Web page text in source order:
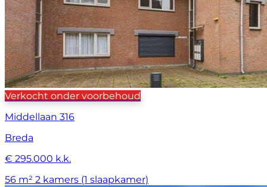
Verkocht onder voorbehoud
Middellaan 316
Breda
€ 295.000 k.k.
56 m² 2 kamers (1 slaapkamer)